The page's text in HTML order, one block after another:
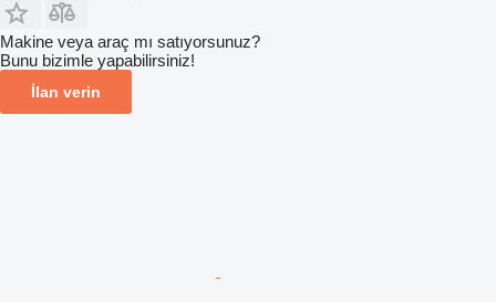
Makine veya araç mı satıyorsunuz?
Bunu bizimle yapabilirsiniz!
İlan verin